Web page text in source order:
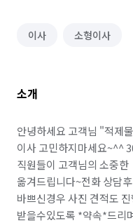
이사 소형이사
소개
안녕하세요 고객님 "적제
이사 고민하지마세요~^^
직원들이 고객님의 소중한
옮겨드립니다~전화 상담
바쁘신경우 사진 견적도
받을수있도록 *약속*드리